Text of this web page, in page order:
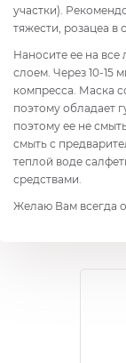
участки).
тяжести, розацеа в
Наносите ее на все
слоем. Через 10-15
компресса. Маска
поэтому обладает
поэтому ее не
смыть с
теплой воде
средствами.
Желаю Вам всегда